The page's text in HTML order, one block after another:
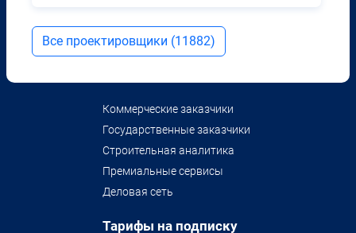
Все проектировщики (11882)
Коммерческие заказчики
Государственные заказчики
Строительная аналитика
Премиальные сервисы
Деловая сеть
Тарифы на подписку